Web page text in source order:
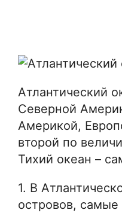
Атлантический
Северной
Америкой,
второй по
Тихий океан –
1. В
островов, самые